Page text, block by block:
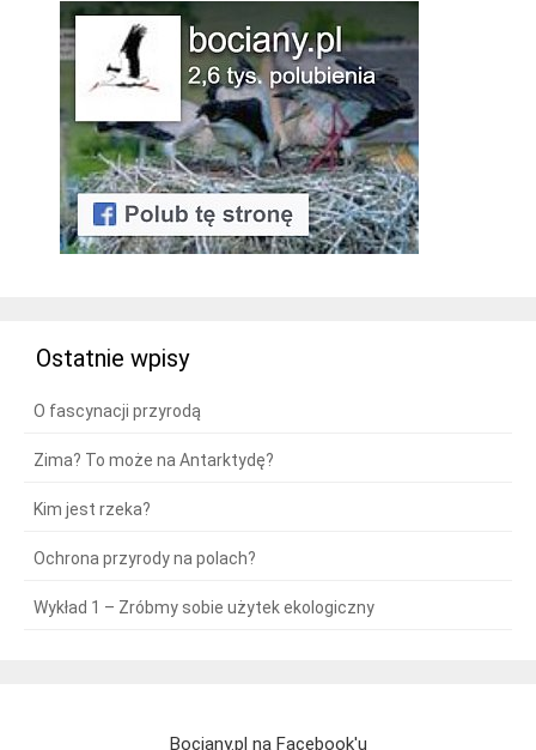
Ostatnie wpisy
O fascynacji przyrodą
Zima? To może na Antarktydę?
Kim jest rzeka?
Ochrona przyrody na polach?
Wykład 1 – Zróbmy sobie użytek ekologiczny
Bociany.pl na Facebook'u